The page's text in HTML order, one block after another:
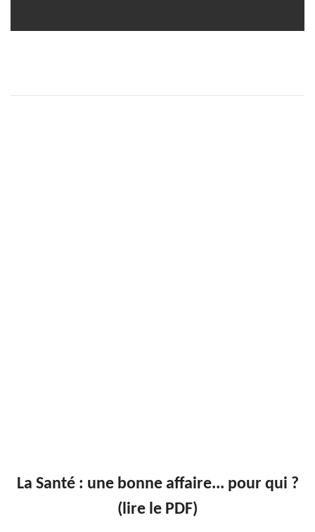
La Santé : une bonne affaire... pour qui ?
(lire le PDF)